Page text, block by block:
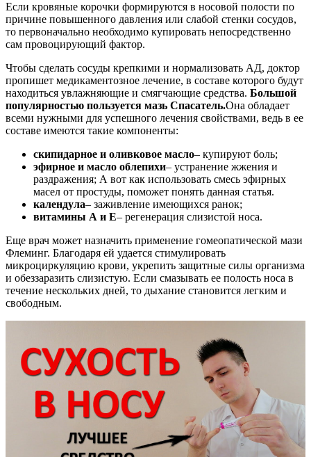
Если кровяные корочки формируются в носовой полости по
причине повышенного давления или слабой стенки сосудов,
то первоначально необходимо купировать непосредственно
сам провоцирующий фактор.
Чтобы сделать сосуды крепкими и нормализовать АД, доктор
пропишет медикаментозное лечение, в составе которого будут
находиться увлажняющие и смягчающие средства. Большой
популярностью пользуется мазь Спасатель.Она обладает
всеми нужными для успешного лечения свойствами, ведь в ее
составе имеются такие компоненты:
скипидарное и оливковое масло– купируют боль;
эфирное и масло облепихи– устранение жжения и
раздражения; А вот как использовать смесь эфирных
масел от простуды, поможет понять данная статья.
календула– заживление имеющихся ранок;
витамины А и Е– регенерация слизистой носа.
Еще врач может назначить применение гомеопатической мази
Флеминг. Благодаря ей удается стимулировать
микроциркуляцию крови, укрепить защитные силы организма
и обеззаразить слизистую. Если смазывать ее полость носа в
течение нескольких дней, то дыхание становится легким и
свободным.